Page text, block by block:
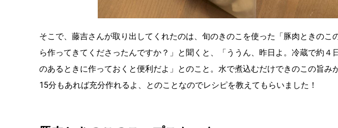
そこで、藤吉さんが取り出してくれたのは、旬のきのこを使った「豚肉ときのこ
ら作ってきてくださったんですか？」と聞くと、「ううん、昨日よ。冷蔵で約４
のあるときに作っておくと便利だよ」とのこと。水で煮込むだけできのこの旨み
15分もあれば充分作れるよ、とのことなのでレシピを教えてもらいました！